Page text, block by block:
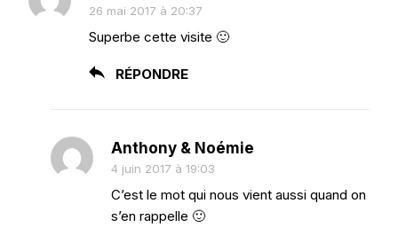
26 mai 2017 à 20:37
Superbe cette visite 🙂
RÉPONDRE
Anthony & Noémie
4 juin 2017 à 19:03
C’est le mot qui nous vient aussi quand on
s’en rappelle 🙂